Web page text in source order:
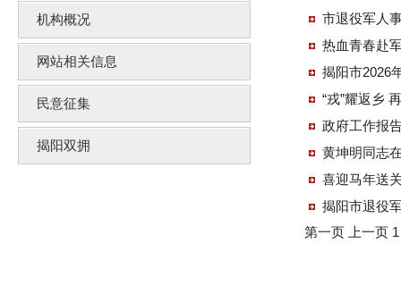
机构概况
网站相关信息
民意征集
揭阳双拥
市退役军人
热血青春赴
揭阳市2026
“戎”耀返乡
政府工作报
黄坤明同志
喜迎马年送
第一页 上一页